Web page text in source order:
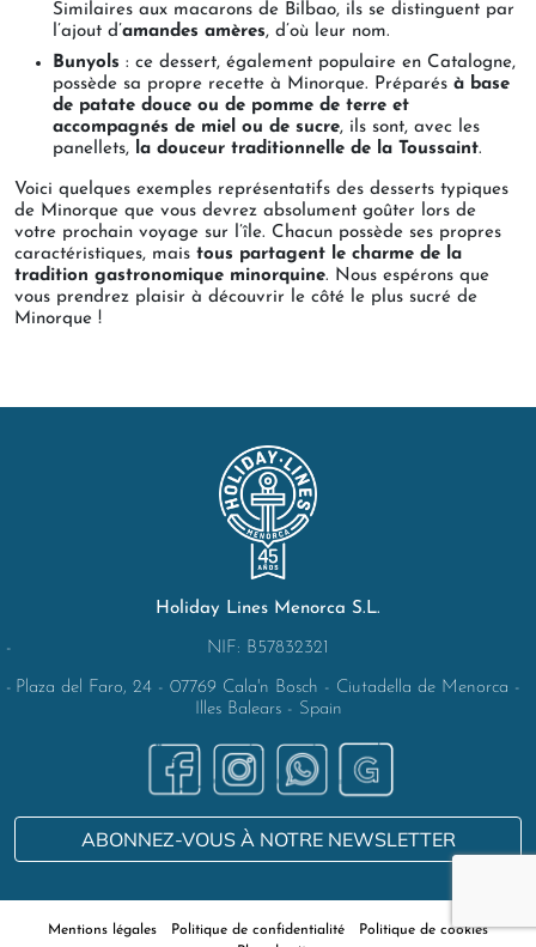
Similaires aux macarons de Bilbao, ils se distinguent par
l’ajout d’amandes amères, d’où leur nom.
Bunyols : ce dessert, également populaire en Catalogne,
possède sa propre recette à Minorque. Préparés à base
de patate douce ou de pomme de terre et
accompagnés de miel ou de sucre, ils sont, avec les
panellets, la douceur traditionnelle de la Toussaint.
Voici quelques exemples représentatifs des desserts typiques
de Minorque que vous devrez absolument goûter lors de
votre prochain voyage sur l’île. Chacun possède ses propres
caractéristiques, mais tous partagent le charme de la
tradition gastronomique minorquine. Nous espérons que
vous prendrez plaisir à découvrir le côté le plus sucré de
Minorque !
Holiday Lines Menorca S.L.
NIF: B57832321
Plaza del Faro, 24 - 07769 Cala'n Bosch - Ciutadella de Menorca -
Illes Balears - Spain
ABONNEZ-VOUS À NOTRE NEWSLETTER
Mentions légales Politique de confidentialité
Politique de cookies